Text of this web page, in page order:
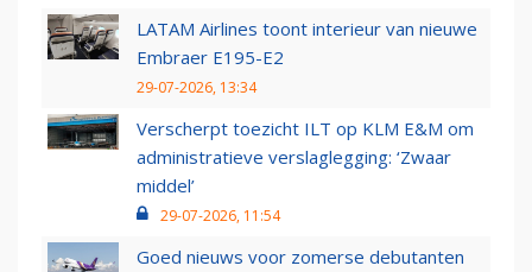
LATAM Airlines toont interieur van nieuwe
Embraer E195-E2
29-07-2026, 13:34
Verscherpt toezicht ILT op KLM E&M om
administratieve verslaglegging: ‘Zwaar
middel’
29-07-2026, 11:54
Goed nieuws voor zomerse debutanten